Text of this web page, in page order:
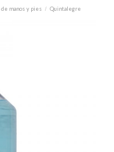
de manos y pies
Quintalegre